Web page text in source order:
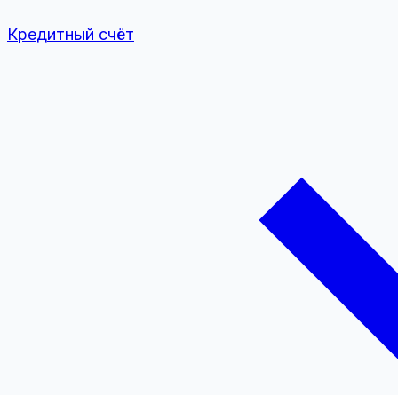
Кредитный счёт